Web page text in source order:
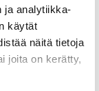
ja analytiikka-
käytät
näitä tietoja
joita on kerätty,